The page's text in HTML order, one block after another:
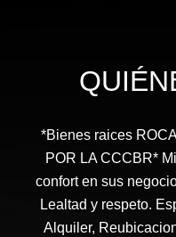
*Bienes raices
POR LA CCCBR*
confort en sus
Lealtad y respeto.
Alquiler,